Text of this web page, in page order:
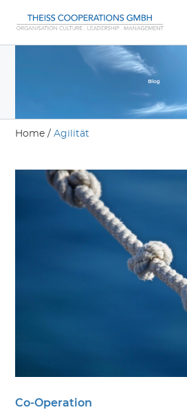
Home /Agilität
Co-Operation